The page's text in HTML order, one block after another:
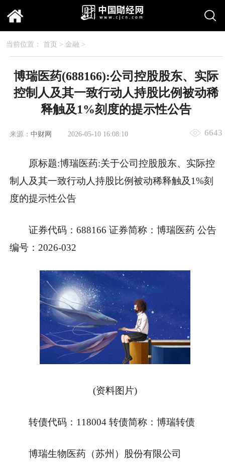
当前位置： 首页 > 金融 >
博瑞医药(688166):公司控股股东、实际
控制人及其一致行动人持股比例被动稀
释触及1%刻度的提示性公告
来源： 中财网 2026-05-10 16:08:10 6643
原标题:博瑞医药:关于公司控股股东、实际控
制人及其一致行动人持股比例被动稀释触及1%刻
度的提示性公告
证券代码：688166 证券简称：博瑞医药 公告
编号：2026-032
(资料图片)
转债代码：118004 转债简称：博瑞转债
博瑞生物医药（苏州）股份有限公司